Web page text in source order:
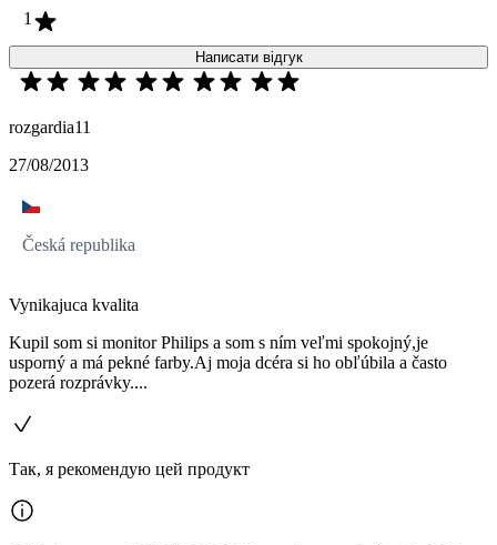
1
Написати відгук
rozgardia11
27/08/2013
Česká republika
Vynikajuca kvalita
Kupil som si monitor Philips a som s ním veľmi spokojný,je
usporný a má pekné farby.Aj moja dcéra si ho obľúbila a často
pozerá rozprávky....
Так, я рекомендую цей продукт